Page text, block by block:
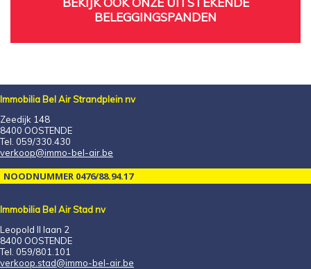
BELEGGINGSPANDEN
Immobilia Bel Air Strandplein nv
Zeedijk 148
8400 OOSTENDE
Tel. 059/330.430
verkoop@immo-bel-air.be
NOODNUMMER 0476/88.94.17
Immobilia Bel Air Stad nv
Leopold II laan 2
8400 OOSTENDE
Tel. 059/801.101
verkoop.stad@immo-bel-air.be